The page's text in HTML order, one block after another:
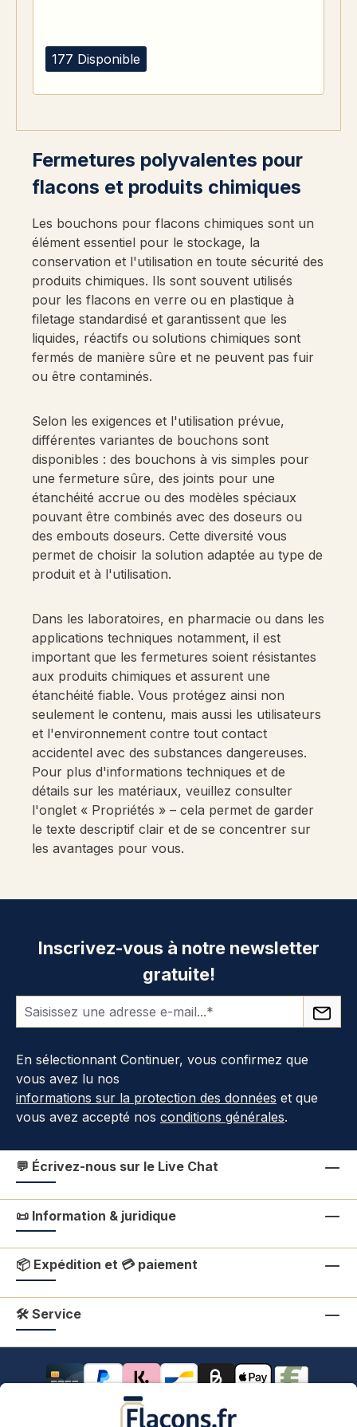
177 Disponible
Fermetures polyvalentes pour
flacons et produits chimiques
Les bouchons pour flacons chimiques sont un
élément essentiel pour le stockage, la
conservation et l'utilisation en toute sécurité des
produits chimiques. Ils sont souvent utilisés
pour les flacons en verre ou en plastique à
filetage standardisé et garantissent que les
liquides, réactifs ou solutions chimiques sont
fermés de manière sûre et ne peuvent pas fuir
ou être contaminés.
Selon les exigences et l'utilisation prévue,
différentes variantes de bouchons sont
disponibles : des bouchons à vis simples pour
une fermeture sûre, des joints pour une
étanchéité accrue ou des modèles spéciaux
pouvant être combinés avec des doseurs ou
des embouts doseurs. Cette diversité vous
permet de choisir la solution adaptée au type de
produit et à l'utilisation.
Dans les laboratoires, en pharmacie ou dans les
applications techniques notamment, il est
important que les fermetures soient résistantes
aux produits chimiques et assurent une
étanchéité fiable. Vous protégez ainsi non
seulement le contenu, mais aussi les utilisateurs
et l'environnement contre tout contact
accidentel avec des substances dangereuses.
Pour plus d'informations techniques et de
détails sur les matériaux, veuillez consulter
l'onglet « Propriétés » – cela permet de garder
le texte descriptif clair et de se concentrer sur
les avantages pour vous.
Inscrivez-vous à notre newsletter
gratuite!
En sélectionnant Continuer, vous confirmez que
vous avez lu nos
informations sur la protection des données et que
vous avez accepté nos conditions générales.
💬 Écrivez-nous sur le Live Chat
📜 Information & juridique
📦 Expédition et 💳 paiement
🛠 Service